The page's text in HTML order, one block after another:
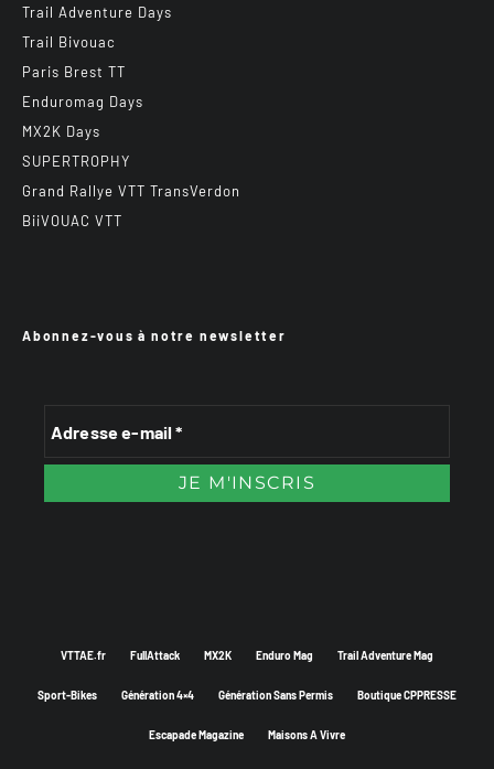
Trail Adventure Days
Trail Bivouac
Paris Brest TT
Enduromag Days
MX2K Days
SUPERTROPHY
Grand Rallye VTT TransVerdon
BiiVOUAC VTT
Abonnez-vous à notre newsletter
VTTAE.fr FullAttack MX2K Enduro Mag Trail Adventure Mag
Sport-Bikes Génération 4×4 Génération Sans Permis Boutique CPPRESSE
Escapade Magazine Maisons A Vivre